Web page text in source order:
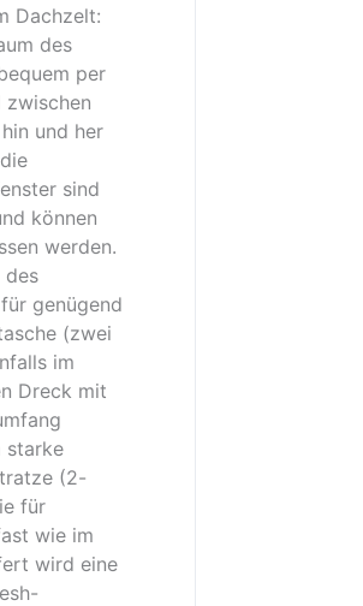
Dachzelt:
des
per
zwischen
und her
sind
können
werden.
des
genügend
(zwei
im
Dreck mit
starke
(2-
für
wie im
wird eine